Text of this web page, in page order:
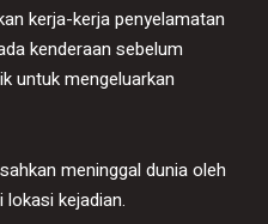
kerja-kerja penyelamatan
kenderaan sebelum
untuk mengeluarkan
meninggal dunia oleh
kejadian.